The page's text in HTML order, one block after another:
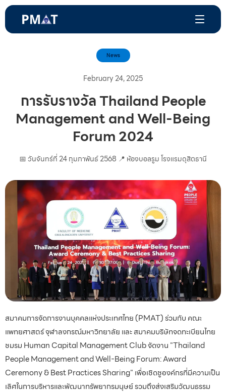
News
February 24, 2025
การรับรางวัล Thailand People
Management and Well-Being
Forum 2024
📅 วันจันทร์ที่ 24 กุมภาพันธ์ 2568 📍 ห้องบอลรูม โรงแรมดุสิตธานี
สมาคมการจัดการงานบุคคลแห่งประเทศไทย (PMAT) ร่วมกับ คณะ
แพทยศาสตร์ จุฬาลงกรณ์มหาวิทยาลัย และ สมาคมบริษัทจดทะเบียนไทย
ชมรม Human Capital Management Club จัดงาน "Thailand
People Management and Well-Being Forum: Award
Ceremony & Best Practices Sharing" เพื่อเชิดชูองค์กรที่มีความเป็น
เลิศในการบริหารและพัฒนาทรัพยากรมนุษย์ รวมถึงส่งเสริมวัฒนธรรม